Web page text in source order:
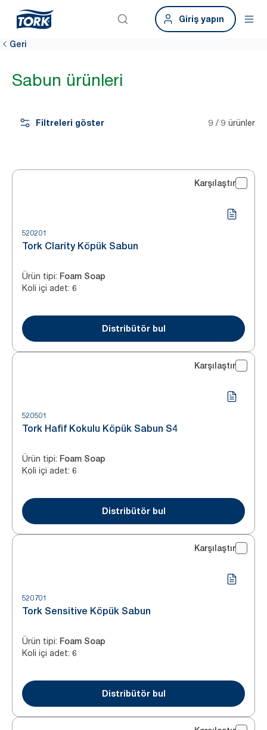
Giriş yapın
Geri
Sabun ürünleri
Filtreleri göster 9 / 9 ürünler
Karşılaştır
520201
Tork Clarity Köpük Sabun
Ürün tipi: Foam Soap
Koli içi adet: 6
Distribütör bul
Karşılaştır
520501
Tork Hafif Kokulu Köpük Sabun S4
Ürün tipi: Foam Soap
Koli içi adet: 6
Distribütör bul
Karşılaştır
520701
Tork Sensitive Köpük Sabun
Ürün tipi: Foam Soap
Koli içi adet: 6
Distribütör bul